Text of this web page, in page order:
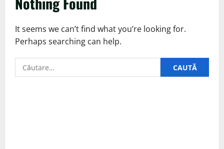
It seems we can’t find what you’re looking for.
Perhaps searching can help.
Caută
după: